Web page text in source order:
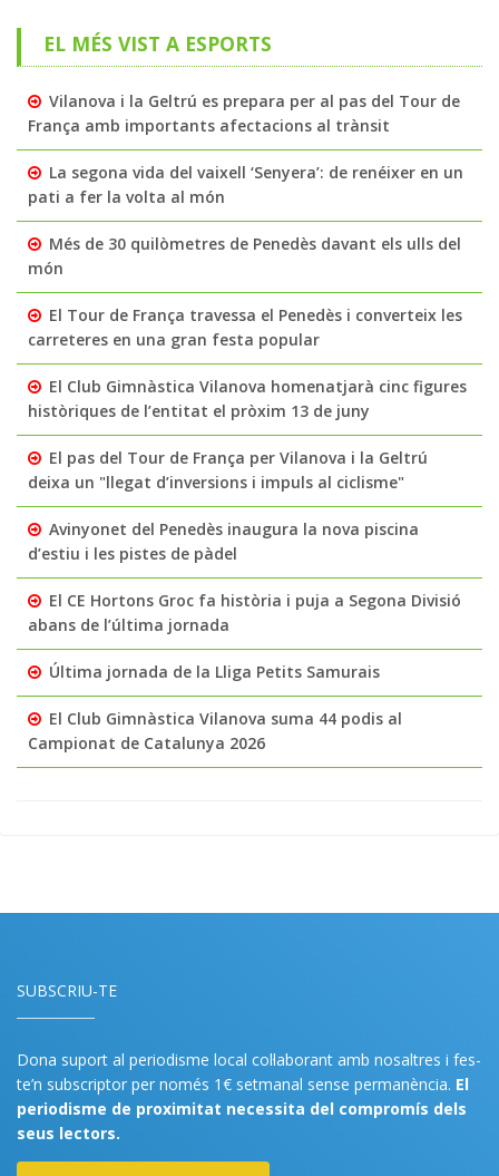
EL MÉS VIST A ESPORTS
Vilanova i la Geltrú es prepara per al pas del Tour de
França amb importants afectacions al trànsit
La segona vida del vaixell ‘Senyera’: de renéixer en un
pati a fer la volta al món
Més de 30 quilòmetres de Penedès davant els ulls del
món
El Tour de França travessa el Penedès i converteix les
carreteres en una gran festa popular
El Club Gimnàstica Vilanova homenatjarà cinc figures
històriques de l’entitat el pròxim 13 de juny
El pas del Tour de França per Vilanova i la Geltrú
deixa un "llegat d’inversions i impuls al ciclisme"
Avinyonet del Penedès inaugura la nova piscina
d’estiu i les pistes de pàdel
El CE Hortons Groc fa història i puja a Segona Divisió
abans de l’última jornada
Última jornada de la Lliga Petits Samurais
El Club Gimnàstica Vilanova suma 44 podis al
Campionat de Catalunya 2026
SUBSCRIU-TE
Dona suport al periodisme local col·laborant amb nosaltres i fes-
te’n subscriptor per només 1€ setmanal sense permanència. El
periodisme de proximitat necessita del compromís dels
seus lectors.